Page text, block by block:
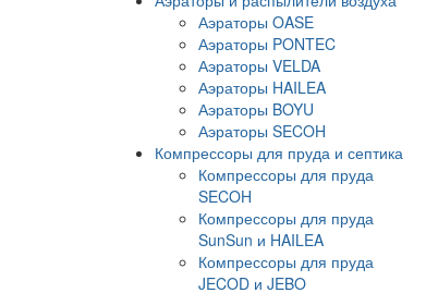
Аэраторы OASE
Аэраторы PONTEC
Аэраторы VELDA
Аэраторы HAILEA
Аэраторы BOYU
Аэраторы SECOH
Компрессоры для пруда и септика
Компрессоры для пруда
SECOH
Компрессоры для пруда
SunSun и HAILEA
Компрессоры для пруда
JECOD и JEBO